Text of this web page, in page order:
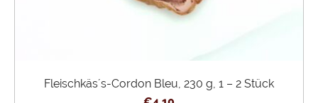
Fleischkäs´s-Cordon Bleu, 230 g, 1 – 2 Stück